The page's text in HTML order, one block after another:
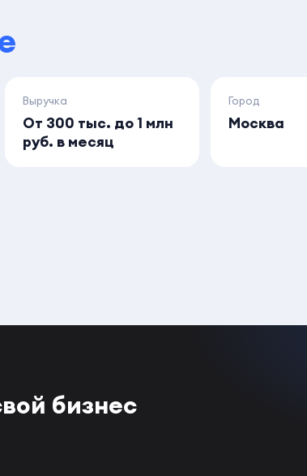
Выручка
От 300 тыс. до 1 млн
руб. в месяц
Город
Москва
бизнес